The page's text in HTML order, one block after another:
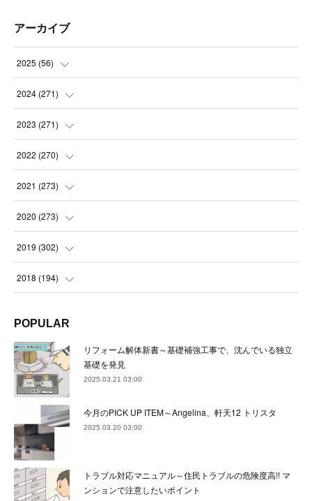
アーカイブ
2025 (56)
(14
(21
(21
2024 (271)
(21
(22
(23
(22
(24)
22)
(22)
(22)
(25
2023 (271)
(22
(23
(23
(21
(23 )
(24
(21
(24)
(21
( 23)
2022 (270)
(23
(23
(22
(23
(22 )
(23
(23
(22)
(24
( 21)
2021 (273)
(24
(23
(22
(23)
(23
(22)
(23
( 24)
2020 (273)
(24
(22
(22)
(24
(24)
(23
( 21)
2019 (302)
(23
(22)
(21)
(27)
(22
33)
2018 (194)
(17)
(32)
(36)
(30
34)
POPULAR
リフォーム解体新書～基礎補強工事で、沈んでいる独立
基礎を発見
2025.03.21 03:00
今月のPICK UP ITEM～Angelina、軒天12 トリスタ
2025.03.20 03:00
トラブル対応マニュアル～住民トラブルの危険度高!! マ
ンションで注意したいポイント